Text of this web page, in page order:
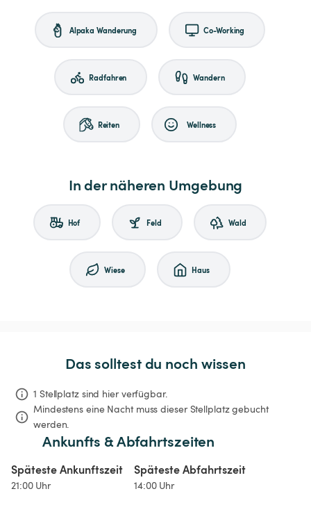
Alpaka Wanderung Co-Working
Radfahren Wandern
Reiten Wellness
In der näheren Umgebung
Hof Feld Wald
Wiese Haus
Das solltest du noch wissen
1 Stellplatz sind hier verfügbar.
Mindestens eine Nacht muss dieser Stellplatz gebucht
werden.
Ankunfts & Abfahrtszeiten
Späteste Ankunftszeit
21:00 Uhr
Späteste Abfahrtszeit
14:00 Uhr